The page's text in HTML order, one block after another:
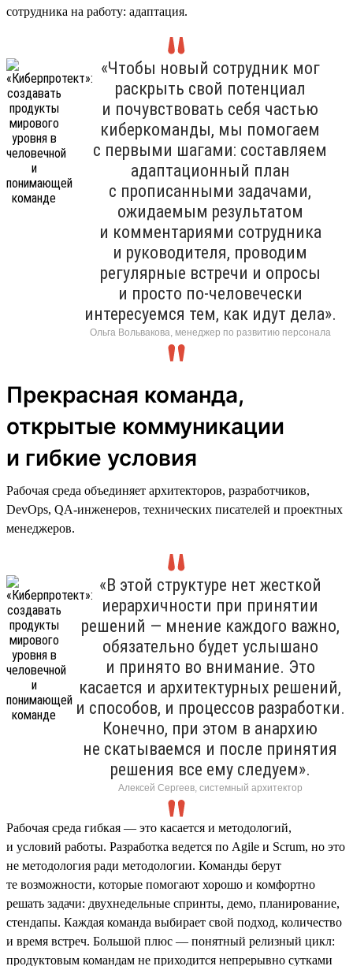
сотрудника на работу: адаптация.
«Чтобы новый сотрудник мог
раскрыть свой потенциал
и почувствовать себя частью
киберкоманды, мы помогаем
с первыми шагами: составляем
адаптационный план
с прописанными задачами,
ожидаемым результатом
и комментариями сотрудника
и руководителя, проводим
регулярные встречи и опросы
и просто по-человечески
интересуемся тем, как идут дела».
Ольга Вольвакова, менеджер по развитию персонала
Прекрасная команда,
открытые коммуникации
и гибкие условия
Рабочая среда объединяет архитекторов, разработчиков,
DevOps, QA-инженеров, технических писателей и проектных
менеджеров.
«В этой структуре нет жесткой
иерархичности при принятии
решений — мнение каждого важно,
обязательно будет услышано
и принято во внимание. Это
касается и архитектурных решений,
и способов, и процессов разработки.
Конечно, при этом в анархию
не скатываемся и после принятия
решения все ему следуем».
Алексей Сергеев, системный архитектор
Рабочая среда гибкая — это касается и методологий,
и условий работы. Разработка ведется по Agile и Scrum, но это
не методология ради методологии. Команды берут
те возможности, которые помогают хорошо и комфортно
решать задачи: двухнедельные спринты, демо, планирование,
стендапы. Каждая команда выбирает свой подход, количество
и время встреч. Большой плюс — понятный релизный цикл:
продуктовым командам не приходится непрерывно сутками